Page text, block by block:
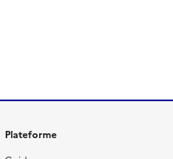
Plateforme